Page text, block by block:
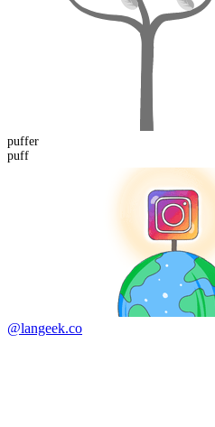
puffer
puff
@langeek.co